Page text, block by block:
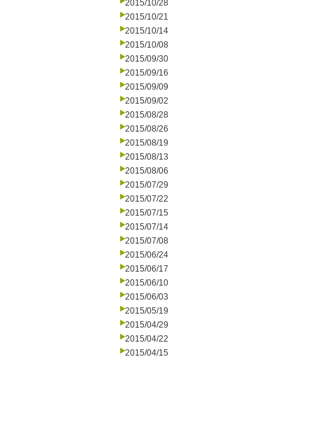
2015/10/28
2015/10/21
2015/10/14
2015/10/08
2015/09/30
2015/09/16
2015/09/09
2015/09/02
2015/08/28
2015/08/26
2015/08/19
2015/08/13
2015/08/06
2015/07/29
2015/07/22
2015/07/15
2015/07/14
2015/07/08
2015/06/24
2015/06/17
2015/06/10
2015/06/03
2015/05/19
2015/04/29
2015/04/22
2015/04/15